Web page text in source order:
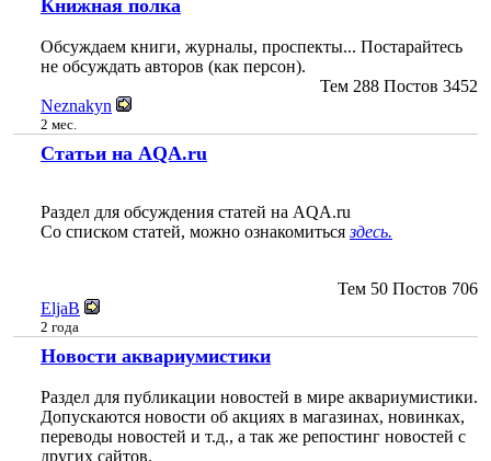
Книжная полка
Обсуждаем книги, журналы, проспекты... Постарайтесь
не обсуждать авторов (как персон).
Тем 288 Постов 3452
Neznakyn
2 мес.
Статьи на AQA.ru
Раздел для обсуждения статей на AQA.ru
Со списком статей, можно ознакомитьсяздесь.
Тем 50 Постов 706
EljaB
2 года
Новости аквариумистики
Раздел для публикации новостей в мире аквариумистики.
Допускаются новости об акциях в магазинах, новинках,
переводы новостей и т.д., а так же репостинг новостей с
других сайтов.